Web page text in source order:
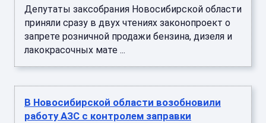
Депутаты заксобрания Новосибирской области
приняли сразу в двух чтениях законопроект о
запрете розничной продажи бензина, дизеля и
лакокрасочных мате ...
В Новосибирской области возобновили
работу АЗС с контролем заправки